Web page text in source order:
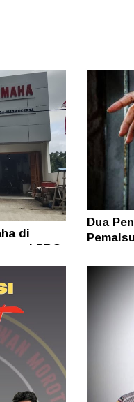
di
PBG
Dua